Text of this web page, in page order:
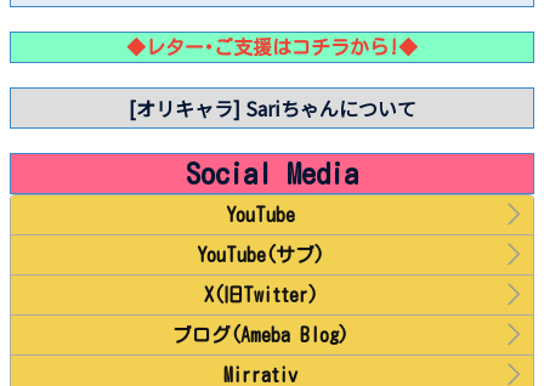
◆レター･ご支援はコチラから!◆
[オリキャラ] Sariちゃんについて
Social Media
YouTube
YouTube(サブ)
X(旧Twitter)
ブログ(Ameba Blog)
Mirrativ